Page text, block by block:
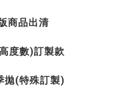
商品出清
度數)訂製款
拋(特殊訂製)